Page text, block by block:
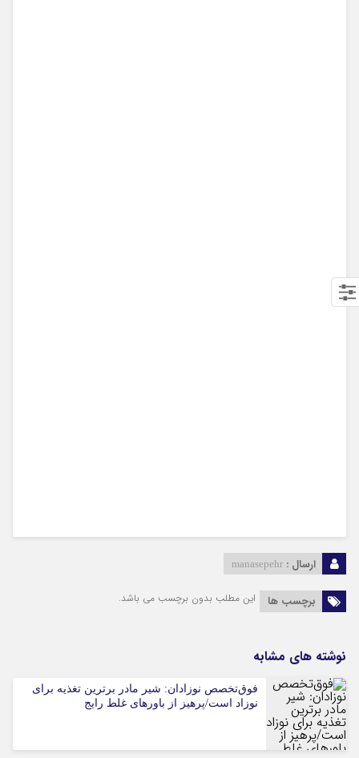
ارسال : manasepehr
برچسب ها این مطلب بدون برچسب می باشد.
نوشته های مشابه
فوق‌تخصص نوزادان: شیر مادر برترین تغذیه برای
نوزاد است/پرهیز از باورهای غلط رایج